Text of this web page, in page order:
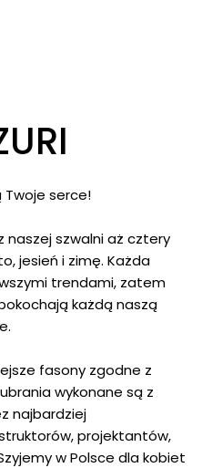
Twoje serce!
naszej szwalni aż cztery
jesień i zimę. Każda
trendami, zatem
każdą naszą
fasony zgodne z
wykonane są z
najbardziej
projektantów,
w Polsce dla kobiet